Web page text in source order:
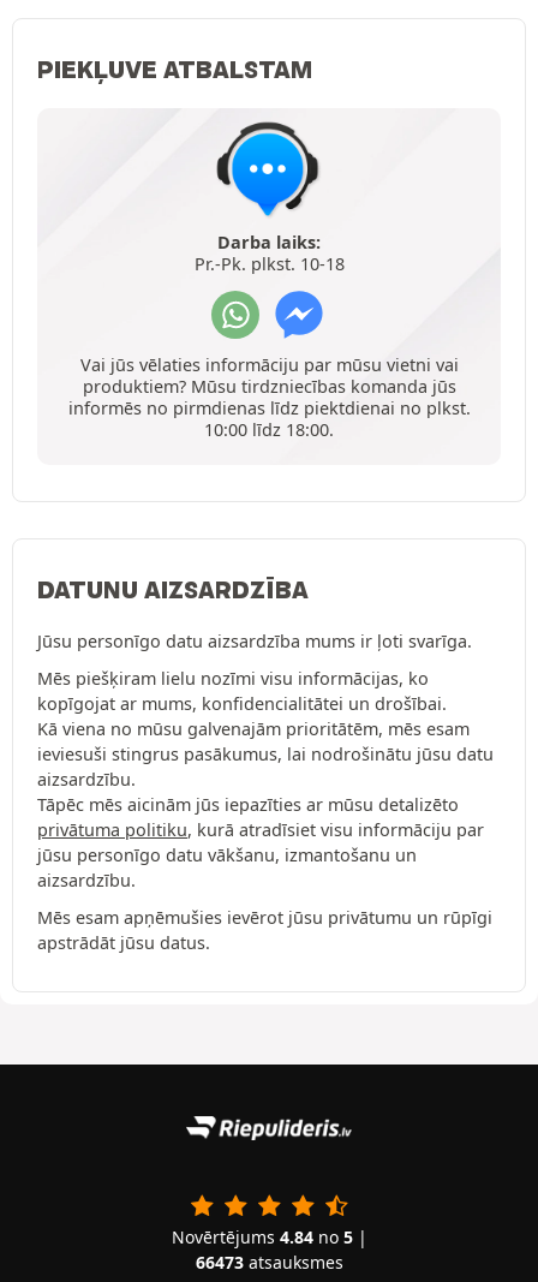
PIEKĻUVE ATBALSTAM
Darba laiks:
Pr.-Pk. plkst. 10-18
Vai jūs vēlaties informāciju par mūsu vietni vai
produktiem? Mūsu tirdzniecības komanda jūs
informēs no pirmdienas līdz piektdienai no plkst.
10:00 līdz 18:00.
DATUNU AIZSARDZĪBA
Jūsu personīgo datu aizsardzība mums ir ļoti svarīga.
Mēs piešķiram lielu nozīmi visu informācijas, ko
kopīgojat ar mums, konfidencialitātei un drošībai.
Kā viena no mūsu galvenajām prioritātēm, mēs esam
ieviesuši stingrus pasākumus, lai nodrošinātu jūsu datu
aizsardzību.
Tāpēc mēs aicinām jūs iepazīties ar mūsu detalizēto
privātuma politiku, kurā atradīsiet visu informāciju par
jūsu personīgo datu vākšanu, izmantošanu un
aizsardzību.
Mēs esam apņēmušies ievērot jūsu privātumu un rūpīgi
apstrādāt jūsu datus.
Novērtējums 4.84no 5|
66473atsauksmes